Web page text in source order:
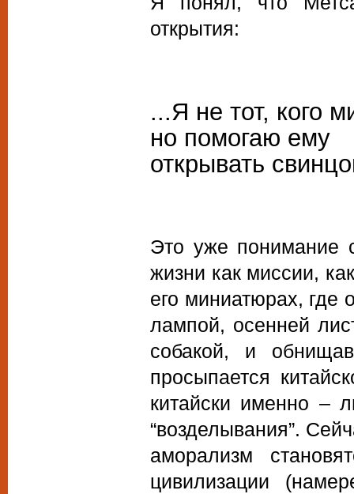
открытия:
...Я не тот, кого
но помогаю ему
открывать
Это уже понимание
жизни как миссии,
его миниатюрах, где
лампой, осенней
собакой, и
просыпается
китайски именно –
“возделывания”.
аморализм
цивилизации